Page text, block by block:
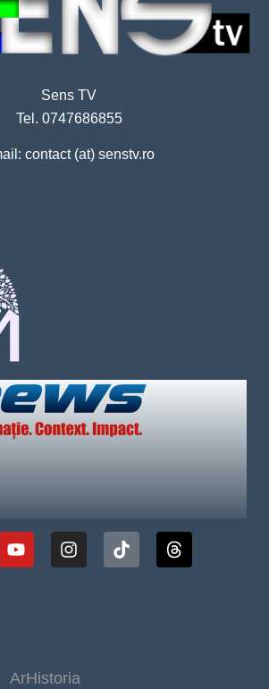
Sens TV
Tel. 0747686855
contact (at) senstv.ro
ArHistoria